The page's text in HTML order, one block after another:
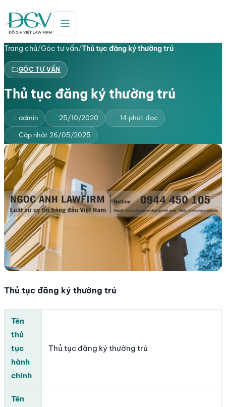
Trang chủ/Góc tư vấn/Thủ tục đăng ký thường trú
GÓC TƯ VẤN
Thủ tục đăng ký thường trú
admin 25/10/2020 14 phút đọc
Cập nhật 26/05/2025
Thủ tục đăng ký thường trú
Tên
thủ
tục
hành
chính
Thủ tục đăng ký thường trú
Tên